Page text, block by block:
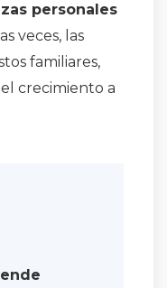
personales
veces, las
familiares,
crecimiento a